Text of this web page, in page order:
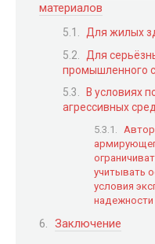
материалов
Для жилых
Для
промышленного
В условиях
агрессивных сред
учитывать
условия
надежности
Заключение